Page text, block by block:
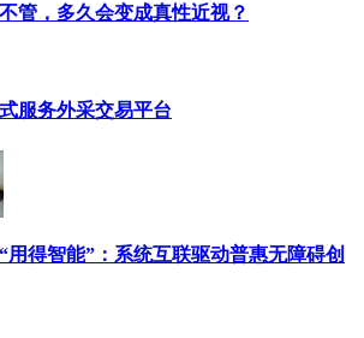
管，多久会变成真性近视？
服务外采交易平台
用得智能”：系统互联驱动普惠无障碍创